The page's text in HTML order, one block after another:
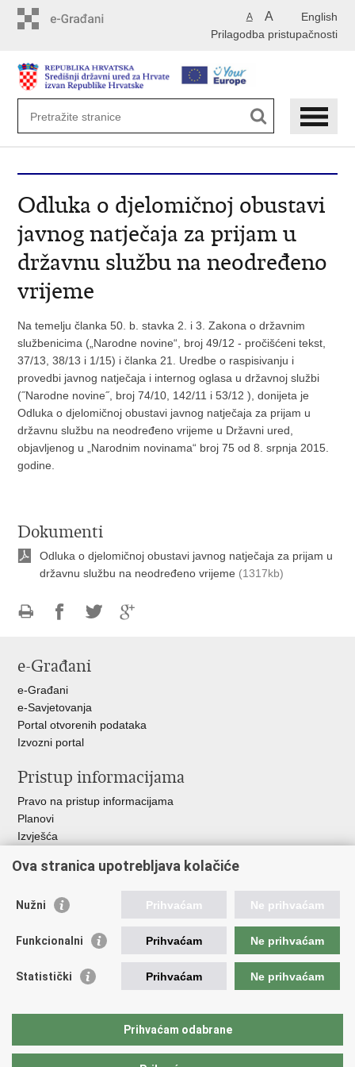
English
A A
Prilagodba pristupačnosti
Odluka o djelomičnoj obustavi
javnog natječaja za prijam u
državnu službu na neodređeno
vrijeme
Na temelju članka 50. b. stavka 2. i 3. Zakona o državnim
službenicima („Narodne novine“, broj 49/12 - pročišćeni tekst,
37/13, 38/13 i 1/15) i članka 21. Uredbe o raspisivanju i
provedbi javnog natječaja i internog oglasa u državnoj službi
(˝Narodne novine˝, broj 74/10, 142/11 i 53/12 ), donijeta je
Odluka o djelomičnoj obustavi javnog natječaja za prijam u
državnu službu na neodređeno vrijeme u Državni ured,
objavljenog u „Narodnim novinama“ broj 75 od 8. srpnja 2015.
godine.
Dokumenti
Odluka o djelomičnoj obustavi javnog natječaja za prijam u
državnu službu na neodređeno vrijeme (1317kb)
FacebookuTwitteru
e-Građani
e-Građani
e-Savjetovanja
Portal otvorenih podataka
Izvozni portal
Pristup informacijama
Pravo na pristup informacijama
Planovi
Izvješća
Vlada RH
Ured predsjednika
Ministarstvo demografije i useljeništva
HRT - Glas Hrvatske
Ova stranica upotrebljava kolačiće
Nužni Prihvaćam Ne prihvaćam
Funkcionalni Prihvaćam Ne prihvaćam
Statistički Prihvaćam Ne prihvaćam
Prihvaćam odabrane